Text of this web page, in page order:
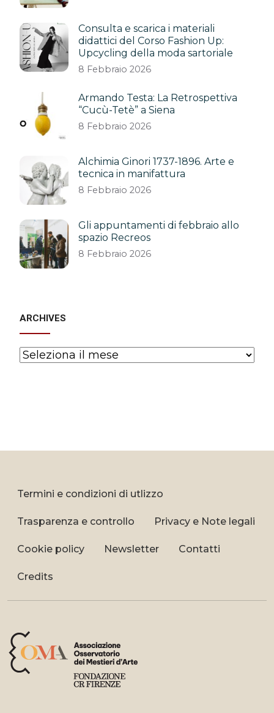
Consulta e scarica i materiali
didattici del Corso Fashion Up:
Upcycling della moda sartoriale
8 Febbraio 2026
Armando Testa: La Retrospettiva
“Cucù-Tetè” a Siena
8 Febbraio 2026
Alchimia Ginori 1737-1896. Arte e
tecnica in manifattura
8 Febbraio 2026
Gli appuntamenti di febbraio allo
spazio Recreos
8 Febbraio 2026
ARCHIVES
Archives
Termini e condizioni di utlizzo
Trasparenza e controllo Privacy e Note legali
Cookie policy Newsletter Contatti
Credits